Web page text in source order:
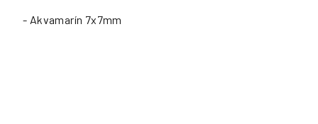
- Akvamarín 7x7mm